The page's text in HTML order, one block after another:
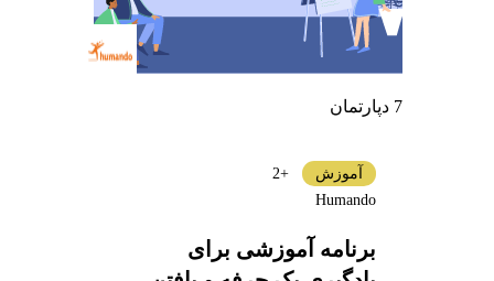
7 دپارتمان
برنامه آموزشی برای
آموزش
+2
Humando